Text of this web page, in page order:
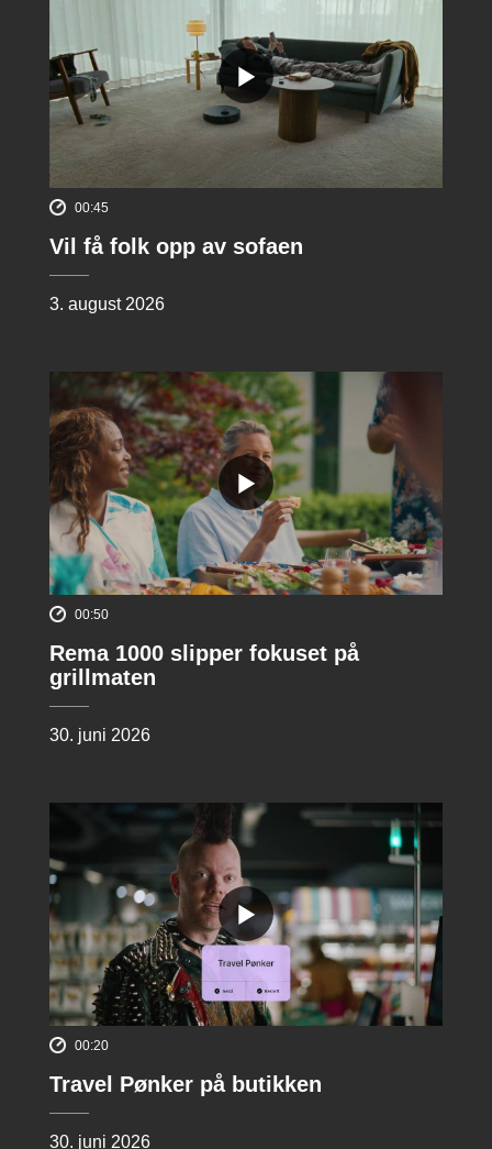
00:45
Vil få folk opp av sofaen
3. august 2026
00:50
Rema 1000 slipper fokuset på
grillmaten
30. juni 2026
00:20
Travel Pønker på butikken
30. juni 2026